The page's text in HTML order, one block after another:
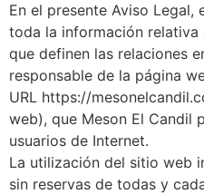
En el presente Aviso
toda la información relativa
que definen las relaciones
responsable de la página
URL https://
web), que Meson El Candil
usuarios de Internet.
La utilización del sitio web
sin reservas de todas y